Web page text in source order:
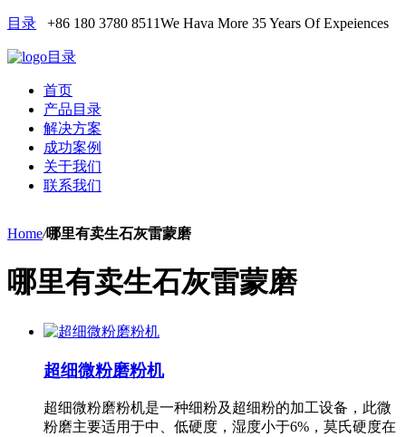
目录 +86 180 3780 8511We Hava More 35 Years Of Expeiences
目录
首页
产品目录
解决方案
成功案例
关于我们
联系我们
Home/哪里有卖生石灰雷蒙磨
哪里有卖生石灰雷蒙磨
超细微粉磨粉机
超细微粉磨粉机是一种细粉及超细粉的加工设备，此微
粉磨主要适用于中、低硬度，湿度小于6%，莫氏硬度在